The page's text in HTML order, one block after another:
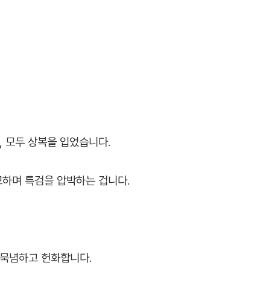
두 상복을 입었습니다.
며 특검을 압박하는 겁니다.
념하고 헌화합니다.